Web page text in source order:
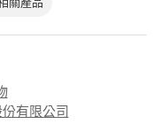
有限公司